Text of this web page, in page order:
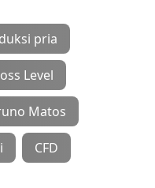
pria
Level
Matos
CFD